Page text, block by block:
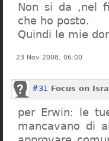
Non si da ,nel
che ho posto.
Quindi le mie
23 Nov 2008, 06:00
#31 Focus on
per Erwin: le
mancavano di